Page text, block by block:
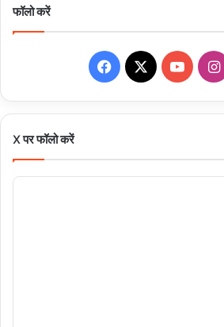
फॉलो करें
Facebook
X
X पर फॉलो करें